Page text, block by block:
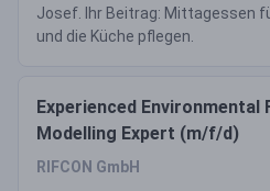
Josef. Ihr Beitrag: Mittagessen
und die Küche pflegen.
Experienced Environmental
Modelling Expert (m/f/d)
RIFCON GmbH